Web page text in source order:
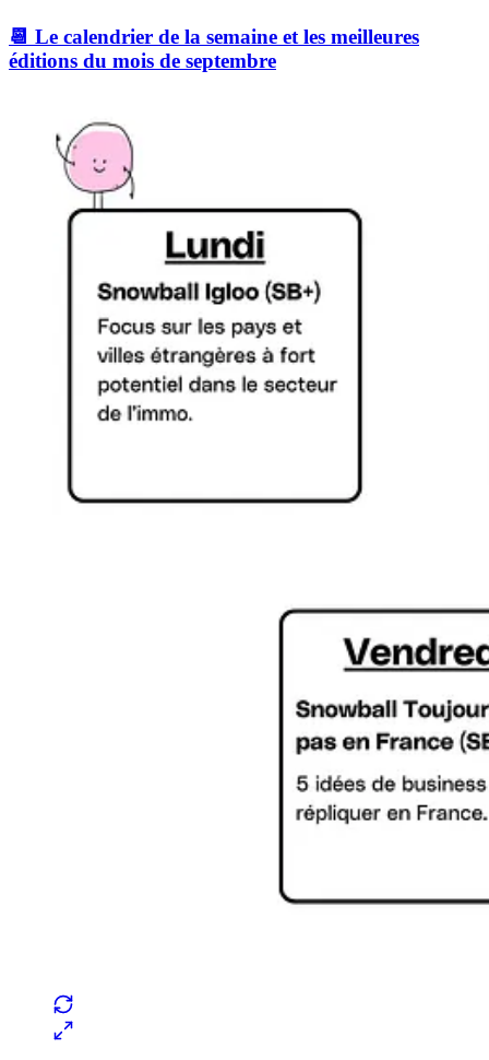
📆 Le calendrier de la semaine et les meilleures
éditions du mois de septembre